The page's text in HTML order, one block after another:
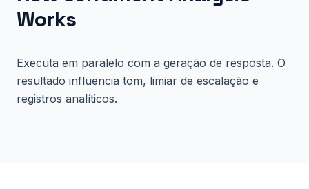
Works
Executa em paralelo com a geração de resposta. O
resultado influencia tom, limiar de escalação e
registros analíticos.